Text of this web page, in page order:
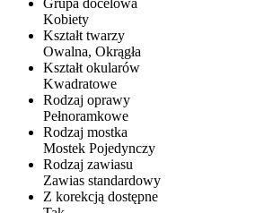
Kobiety
Kształt twarzy
Owalna, Okrągła
Kształt okularów
Kwadratowe
Rodzaj oprawy
Pełnoramkowe
Rodzaj mostka
Mostek Pojedynczy
Rodzaj zawiasu
Zawias standardowy
Z korekcją dostępne